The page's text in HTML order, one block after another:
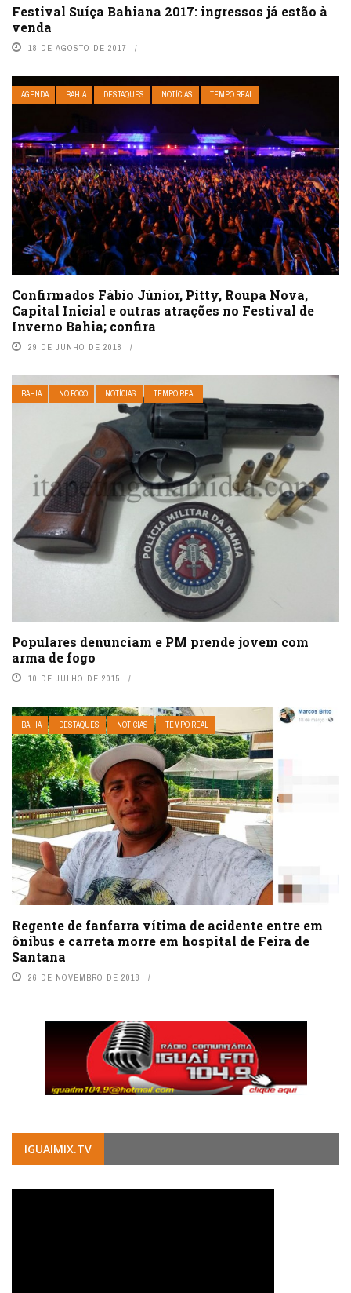
​Festival Suíça Bahiana 2017: ingressos já estão à
venda
18 DE AGOSTO DE 2017
AGENDA BAHIA DESTAQUES NOTÍCIAS TEMPO REAL
Confirmados Fábio Júnior, Pitty, Roupa Nova,
Capital Inicial e outras atrações no Festival de
Inverno Bahia; confira
29 DE JUNHO DE 2018
BAHIA NO FOCO NOTÍCIAS TEMPO REAL
Populares denunciam e PM prende jovem com
arma de fogo
10 DE JULHO DE 2015
BAHIA DESTAQUES NOTÍCIAS TEMPO REAL
Regente de fanfarra vítima de acidente entre em
ônibus e carreta morre em hospital de Feira de
Santana
26 DE NOVEMBRO DE 2018
IGUAIMIX.TV